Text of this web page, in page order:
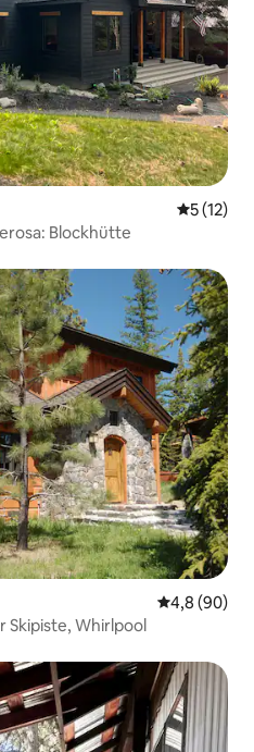
5 (12)
Blockhütte
4,8 (90)
Whirlpool